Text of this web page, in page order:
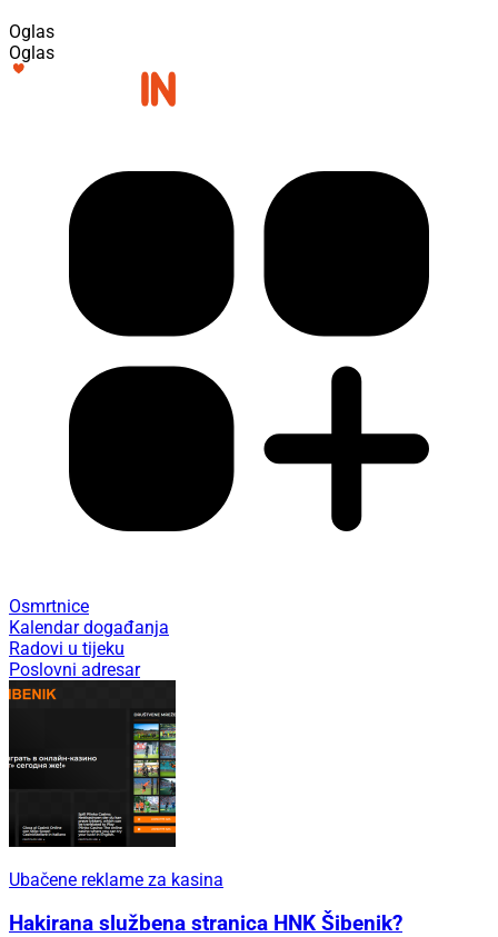
Oglas
Oglas
Osmrtnice
Kalendar događanja
Radovi u tijeku
Poslovni adresar
Ubačene reklame za kasina
Hakirana službena stranica HNK Šibenik?